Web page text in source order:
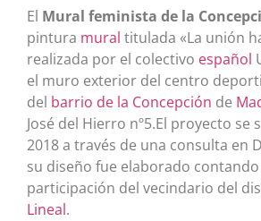
El Mural feminista de la
pintura mural titulada «La unión
realizada por el colectivo español
el muro exterior del centro
del barrio de la Concepción de
José del Hierro nº5.El proyecto se
2018 a través de una consulta en
su diseño fue elaborado
participación del vecindario del
Lineal.​